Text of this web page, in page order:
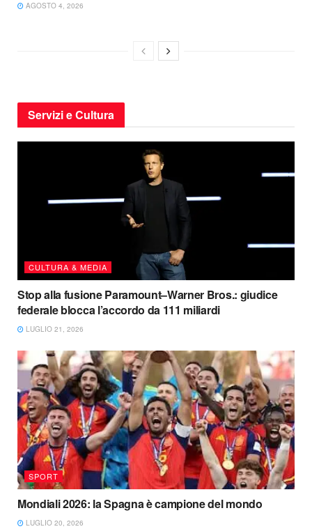
AGOSTO 4, 2026
Servizi e Cultura
CULTURA & MEDIA
Stop alla fusione Paramount–Warner Bros.: giudice
federale blocca l’accordo da 111 miliardi
LUGLIO 21, 2026
SPORT
Mondiali 2026: la Spagna è campione del mondo
LUGLIO 20, 2026